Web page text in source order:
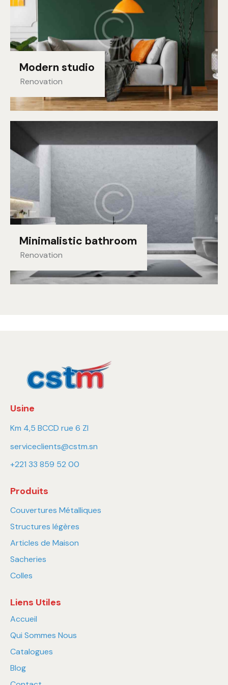
Modern studio
Renovation
Minimalistic bathroom
Renovation
Usine
Km 4,5 BCCD rue 6 ZI
serviceclients@cstm.sn
+221 33 859 52 00
Produits
Couvertures Métalliques
Structures légères
Articles de Maison
Sacheries
Colles
Liens Utiles
Accueil
Qui Sommes Nous
Catalogues
Blog